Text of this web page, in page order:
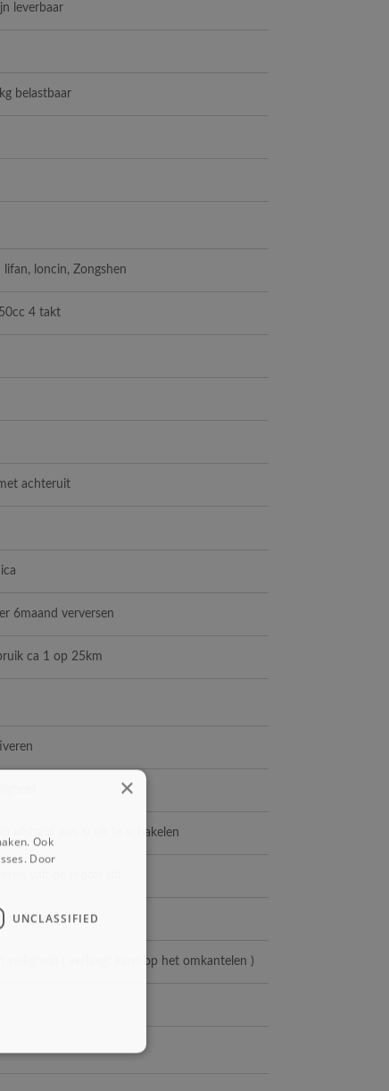
leverbaar
belastbaar
loncin, Zongshen
4 takt
achteruit
6maand verversen
ca 1 op 25km
afstand aan & uit te schakelen
valt de motor uit
veiligheid
veiligheid ( verlaagt kans op het omkantelen )
×
Ook
Door
UNCLASSIFIED